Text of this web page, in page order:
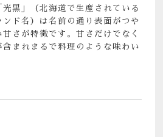
黒」（北海道で生産されている
ンド名）は名前の通り表面がつや
さが特徴です。甘さだけでなく
まれまるで料理のような味わい